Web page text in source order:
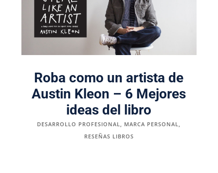
Roba como un artista de
Austin Kleon – 6 Mejores
ideas del libro
DESARROLLO PROFESIONAL, MARCA PERSONAL,
RESEÑAS LIBROS